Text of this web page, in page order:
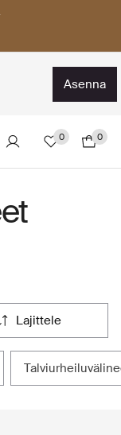
asenna
0 0
lajittele